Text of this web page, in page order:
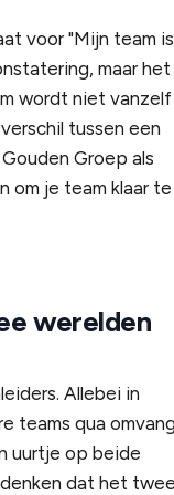
voor "Mijn team is
maar het
wordt niet vanzelf
tussen een
Groep als
om je team klaar te
werelden
Allebei in
teams qua
uurtje op beide
dat het